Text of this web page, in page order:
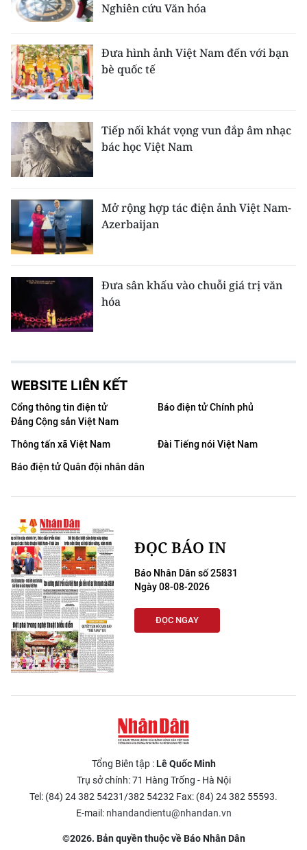
Nghiên cứu Văn hóa
Đưa hình ảnh Việt Nam đến với bạn
bè quốc tế
Tiếp nối khát vọng vun đắp âm nhạc
bác học Việt Nam
Mở rộng hợp tác điện ảnh Việt Nam-
Azerbaijan
Đưa sân khấu vào chuỗi giá trị văn
hóa
WEBSITE LIÊN KẾT
Cổng thông tin điện tử
Đảng Cộng sản Việt Nam
Báo điện tử Chính phủ
Thông tấn xã Việt Nam
Đài Tiếng nói Việt Nam
Báo điện tử Quân đội nhân dân
ĐỌC BÁO IN
Báo Nhân Dân số 25831
Ngày 08-08-2026
ĐỌC NGAY
Tổng Biên tập :Lê Quốc Minh
Trụ sở chính: 71 Hàng Trống - Hà Nội
Tel: (84) 24 382 54231/382 54232 Fax: (84) 24 382 55593.
E-mail: nhandandientu@nhandan.vn
©2026. Bản quyền thuộc về Báo Nhân Dân